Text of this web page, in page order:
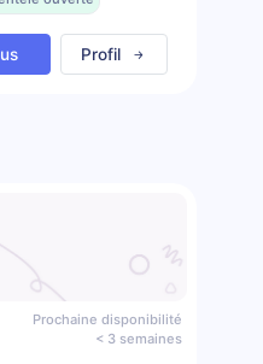
Profil
Prochaine disponibilité
< 3 semaines